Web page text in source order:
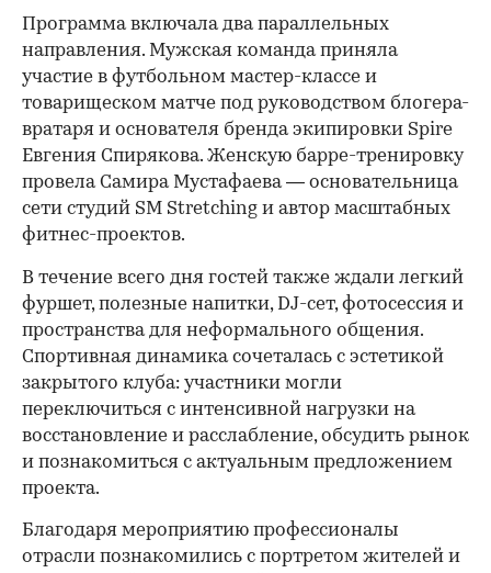
Программа включала два параллельных
направления. Мужская команда приняла
участие в футбольном мастер-классе и
товарищеском матче под руководством блогера-
вратаря и основателя бренда экипировки Spire
Евгения Спирякова. Женскую барре-тренировку
провела Самира Мустафаева — основательница
сети студий SM Stretching и автор масштабных
фитнес-проектов.
В течение всего дня гостей также ждали легкий
фуршет, полезные напитки, DJ-сет, фотосессия и
пространства для неформального общения.
Спортивная динамика сочеталась с эстетикой
закрытого клуба: участники могли
переключиться с интенсивной нагрузки на
восстановление и расслабление, обсудить рынок
и познакомиться с актуальным предложением
проекта.
Благодаря мероприятию профессионалы
отрасли познакомились с портретом жителей и